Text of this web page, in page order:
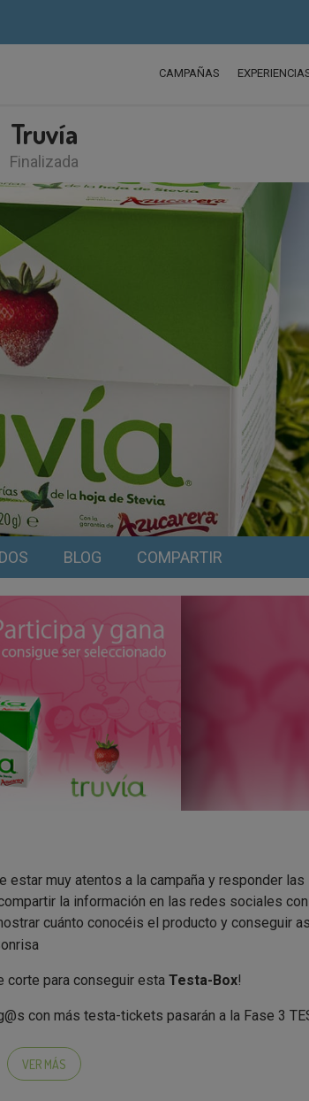
CAMPAÑAS
Truvía
Finalizada
BLOG COMPARTIR
estar muy atentos a la campaña y responder las
la información en las redes sociales
cuánto conocéis el producto y conseguir
corte para conseguir esta Testa-Box!
con más testa-tickets pasarán a la Fase 3
VER MÁS